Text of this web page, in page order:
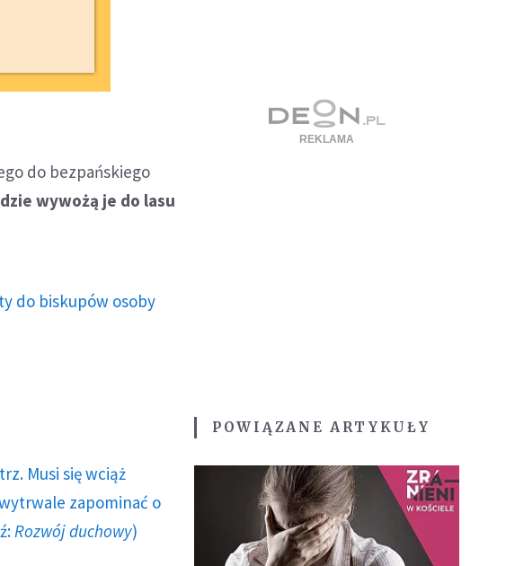
do bezpańskiego
wywożą je do lasu
do biskupów osoby
Musi się wciąż
zapominać o
Rozwój duchowy)
POWIĄZANE ARTYKUŁY